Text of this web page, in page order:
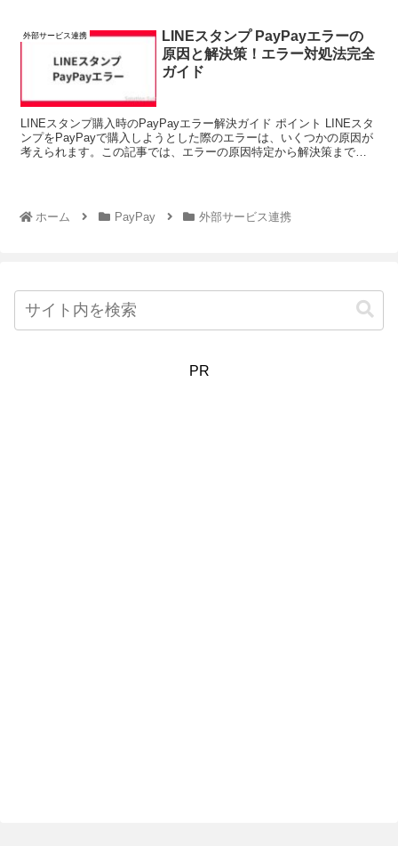
外部サービス連携
LINEスタンプ PayPayエラーの
原因と解決策！エラー対処法完全
ガイド
LINEスタンプ購入時のPayPayエラー解決ガイド ポイント LINEスタ
ンプをPayPayで購入しようとした際のエラーは、いくつかの原因が
考えられます。この記事では、エラーの原因特定から解決策までを
ホーム PayPay 外部サービス連携
PR